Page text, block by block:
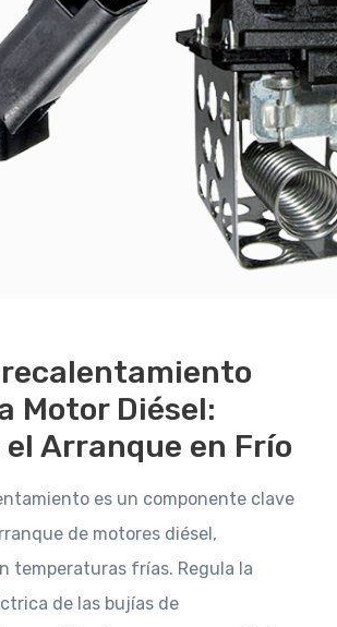
Motor Diésel:
Arranque en Frío
es un componente clave
de motores diésel,
temperaturas frías. Regula la
de las bujías de